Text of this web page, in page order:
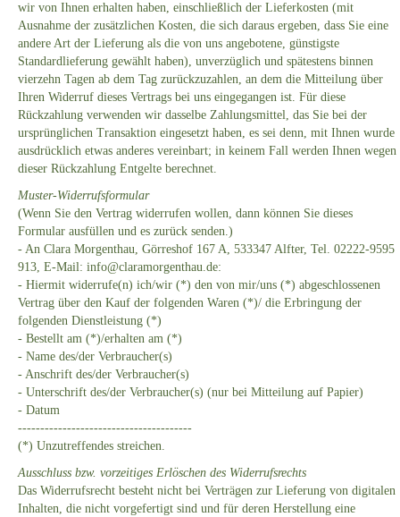
wir von Ihnen erhalten haben, einschließlich der Lieferkosten (mit
Ausnahme der zusätzlichen Kosten, die sich daraus ergeben, dass Sie eine
andere Art der Lieferung als die von uns angebotene, günstigste
Standardlieferung gewählt haben), unverzüglich und spätestens binnen
vierzehn Tagen ab dem Tag zurückzuzahlen, an dem die Mitteilung über
Ihren Widerruf dieses Vertrags bei uns eingegangen ist. Für diese
Rückzahlung verwenden wir dasselbe Zahlungsmittel, das Sie bei der
ursprünglichen Transaktion eingesetzt haben, es sei denn, mit Ihnen wurde
ausdrücklich etwas anderes vereinbart; in keinem Fall werden Ihnen wegen
dieser Rückzahlung Entgelte berechnet.
Muster-Widerrufsformular
(Wenn Sie den Vertrag widerrufen wollen, dann können Sie dieses
Formular ausfüllen und es zurück senden.)
- An Clara Morgenthau, Görreshof 167 A, 533347 Alfter, Tel. 02222-9595
913, E-Mail: info@claramorgenthau.de:
- Hiermit widerrufe(n) ich/wir (*) den von mir/uns (*) abgeschlossenen
Vertrag über den Kauf der folgenden Waren (*)/ die Erbringung der
folgenden Dienstleistung (*)
- Bestellt am (*)/erhalten am (*)
- Name des/der Verbraucher(s)
- Anschrift des/der Verbraucher(s)
- Unterschrift des/der Verbraucher(s) (nur bei Mitteilung auf Papier)
- Datum
---------------------------------------
(*) Unzutreffendes streichen.
Ausschluss bzw. vorzeitiges Erlöschen des Widerrufsrechts
Das Widerrufsrecht besteht nicht bei Verträgen zur Lieferung von digitalen
Inhalten, die nicht vorgefertigt sind und für deren Herstellung eine